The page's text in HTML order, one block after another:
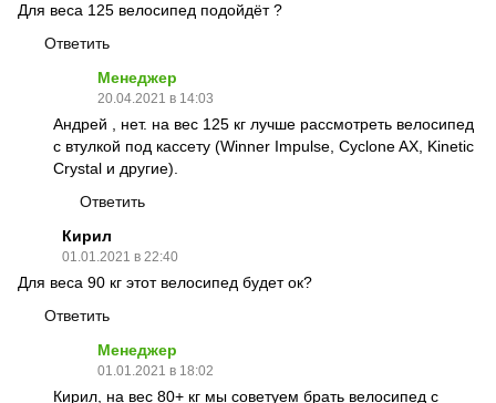
Для веса 125 велосипед подойдёт ?
Ответить
Менеджер
20.04.2021 в 14:03
Андрей , нет. на вес 125 кг лучше рассмотреть велосипед
с втулкой под кассету (Winner Impulse, Cyclone AX, Kinetic
Crystal и другие).
Ответить
Кирил
01.01.2021 в 22:40
Для веса 90 кг этот велосипед будет ок?
Ответить
Менеджер
01.01.2021 в 18:02
Кирил, на вес 80+ кг мы советуем брать велосипед с